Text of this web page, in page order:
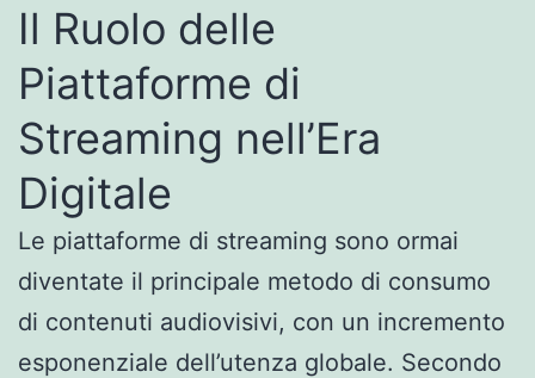
Il Ruolo delle
Piattaforme di
Streaming nell’Era
Digitale
Le piattaforme di streaming sono ormai
diventate il principale metodo di consumo
di contenuti audiovisivi, con un incremento
esponenziale dell’utenza globale. Secondo